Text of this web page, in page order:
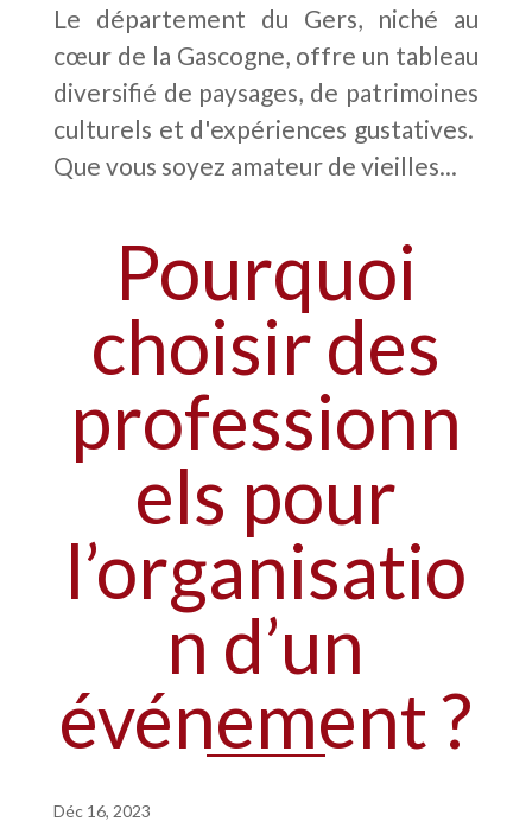
Le département du Gers, niché au
cœur de la Gascogne, offre un tableau
diversifié de paysages, de patrimoines
culturels et d'expériences gustatives.
Que vous soyez amateur de vieilles...
Pourquoi
choisir des
professionn
els pour
l’organisatio
n d’un
événement ?
Déc 16, 2023